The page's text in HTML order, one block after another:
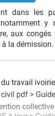
dans les
y
aux congés
à la démission.
du travail
civil pdf > Guide